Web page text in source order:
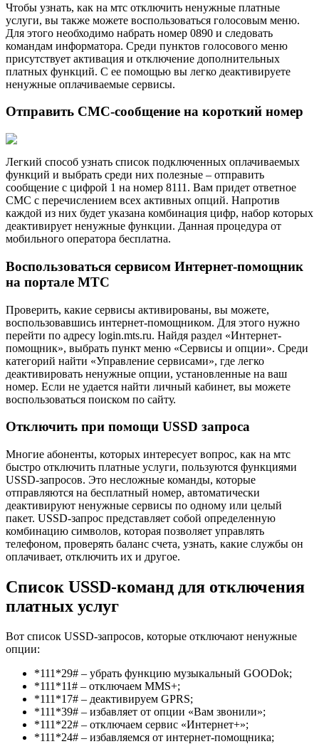
Чтобы узнать, как на мтс отключить ненужные платные
услуги, вы также можете воспользоваться голосовым меню.
Для этого необходимо набрать номер 0890 и следовать
командам информатора. Среди пунктов голосового меню
присутствует активация и отключение дополнительных
платных функций. С ее помощью вы легко деактивируете
ненужные оплачиваемые сервисы.
Отправить СМС-сообщение на короткий номер
Легкий способ узнать список подключенных оплачиваемых
функций и выбрать среди них полезные – отправить
сообщение с цифрой 1 на номер 8111. Вам придет ответное
СМС с перечислением всех активных опций. Напротив
каждой из них будет указана комбинация цифр, набор которых
деактивирует ненужные функции. Данная процедура от
мобильного оператора бесплатна.
Воспользоваться сервисом Интернет-помощник
на портале МТС
Проверить, какие сервисы активированы, вы можете,
воспользовавшись интернет-помощником. Для этого нужно
перейти по адресу login.mts.ru. Найдя раздел «Интернет-
помощник», выбрать пункт меню «Сервисы и опции». Среди
категорий найти «Управление сервисами», где легко
деактивировать ненужные опции, установленные на ваш
номер. Если не удается найти личный кабинет, вы можете
воспользоваться поиском по сайту.
Отключить при помощи USSD запроса
Многие абоненты, которых интересует вопрос, как на мтс
быстро отключить платные услуги, пользуются функциями
USSD-запросов. Это несложные команды, которые
отправляются на бесплатный номер, автоматически
деактивируют ненужные сервисы по одному или целый
пакет. USSD-запрос представляет собой определенную
комбинацию символов, которая позволяет управлять
телефоном, проверять баланс счета, узнать, какие службы он
оплачивает, отключить их и другое.
Список USSD-команд для отключения
платных услуг
Вот список USSD-запросов, которые отключают ненужные
опции:
*111*29# – убрать функцию музыкальный GOODok;
*111*11# – отключаем MMS+;
*111*17# – деактивируем GPRS;
*111*39# – избавляет от опции «Вам звонили»;
*111*22# – отключаем сервис «Интернет+»;
*111*24# – избавляемся от интернет-помощника;